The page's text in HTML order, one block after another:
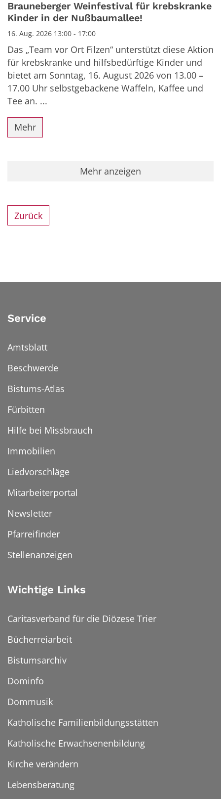
Brauneberger Weinfestival für krebskranke
Kinder in der Nußbaumallee!
16. Aug. 2026 13:00 - 17:00
Das „Team vor Ort Filzen“ unterstützt diese Aktion
für krebskranke und hilfsbedürftige Kinder und
bietet am Sonntag, 16. August 2026 von 13.00 –
17.00 Uhr selbstgebackene Waffeln, Kaffee und
Tee an. ...
Mehr
Mehr anzeigen
Zurück
Service
Amtsblatt
Beschwerde
Bistums-Atlas
Fürbitten
Hilfe bei Missbrauch
Immobilien
Liedvorschläge
Mitarbeiterportal
Newsletter
Pfarreifinder
Stellenanzeigen
Wichtige Links
Caritasverband für die Diözese Trier
Bücherreiarbeit
Bistumsarchiv
Dominfo
Dommusik
Katholische Familienbildungsstätten
Katholische Erwachsenenbildung
Kirche verändern
Lebensberatung